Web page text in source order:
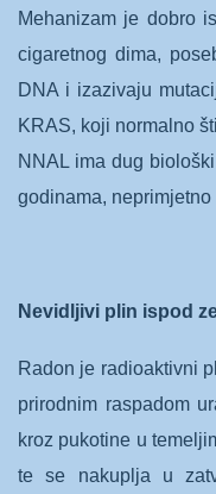
Mehanizam je dobro
cigaretnog dima,
DNA i izazivaju
KRAS, koji normalno
NNAL ima dug
godinama,
Nevidljivi plin ispod
Radon je radioaktivni
prirodnim raspadom
kroz pukotine u
te se nakuplja u